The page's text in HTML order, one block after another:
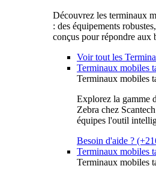
Découvrez les terminaux
: des équipements
conçus pour répondre aux
Voir tout les
Terminaux mobiles
Terminaux mobiles
Explorez la gamme
Zebra chez
équipes l'outil
Besoin d'aide ?
Terminaux mobiles
Terminaux mobiles